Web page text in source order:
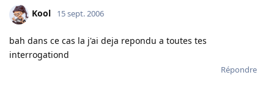
Kool 15 sept. 2006
bah dans ce cas la j'ai deja repondu a toutes tes
interrogationd
Répondre